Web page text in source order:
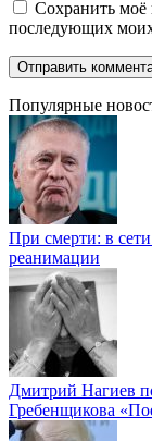
Сохранить моё
последующих
Популярные
При смерти: в
реанимации
Дмитрий Нагиев
Гребенщикова